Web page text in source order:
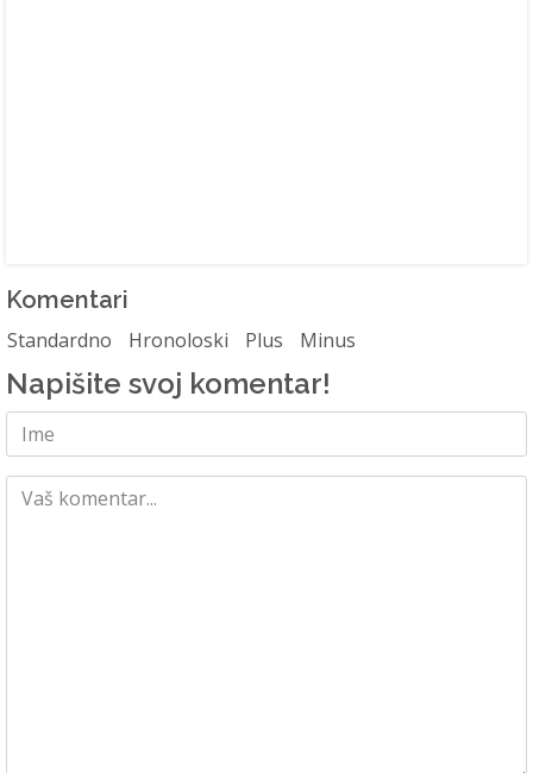
Komentari
Standardno Hronoloski Plus Minus
Napišite svoj komentar!